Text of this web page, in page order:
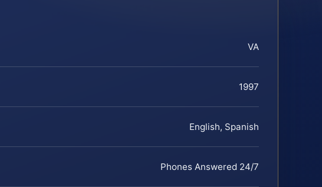
VA
1997
English, Spanish
Phones Answered 24/7